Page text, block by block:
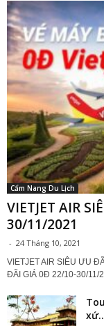
Cẩm Nang Du Lịch
VIETJET AIR
30/11/2021
- 24 Tháng 10, 2021
VIETJET AIR SIÊU ƯU
ĐÃI GIÁ 0Đ 22/10-30/11/